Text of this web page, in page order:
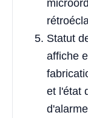
Statut
affiche
et l'état